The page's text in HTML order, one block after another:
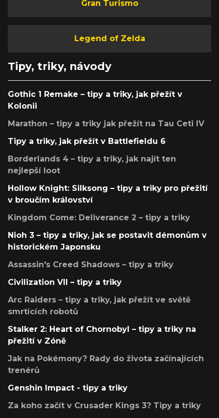
Gran Turismo
Legend of Zelda
Tipy, triky, návody
Gothic 1 Remake – tipy a triky, jak přežít v
Kolonii
Marathon – tipy a triky jak přežít na Tau Ceti IV
Tipy a triky, jak přežít v Battlefieldu 6
Borderlands 4 – tipy a triky, jak najít ten
nejlepší loot
Hollow Knight: Silksong – tipy a triky pro přežití
v broučím království
Kingdom Come: Deliverance 2 – tipy a triky
Nioh 3 – tipy a triky, jak se postavit démonům v
historickém Japonsku
Assassin's Creed Shadows – tipy a triky
Civilization VII – tipy a triky
Arc Raiders – tipy a triky, jak přežít ve světě
smrtících robotů
Stalker 2: Heart of Chornobyl – tipy a triky na
přežití v Zóně
Jak na Pokémony? Rady do života začínajících
trenérů
Genshin Impact - tipy a triky
Za koho začít v Crusader Kings 3? Tipy a triky